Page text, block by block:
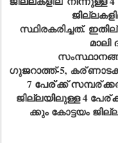
സ്ഥിരകരിച്ചത്. ഇതില്
ഗുജറാത്ത്-5, കര്
7 പേര്ക്ക് സമ്പര്
ജില്ലയിലുള്ള 4 പേര്
ക്കും കോട്ടയം